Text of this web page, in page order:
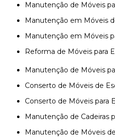
Manutenção de Móveis
Manutenção em Móveis
Manutenção em Móveis
Reforma de Móveis para
Manutenção de Móveis
Conserto de Móveis de
Conserto de Móveis para
Manutenção de Cadeiras
Manutenção de Móveis